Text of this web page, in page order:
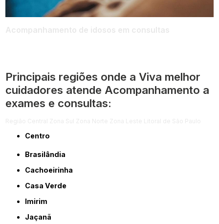
Principais regiões onde a Viva melhor
cuidadores atende Acompanhamento a
exames e consultas:
Centro
Brasilândia
Cachoeirinha
Casa Verde
Imirim
Jaçanã